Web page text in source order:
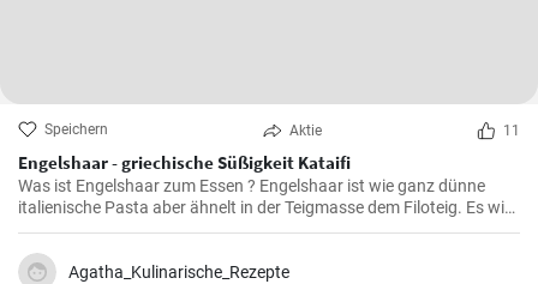
Speichern Aktie 11
Engelshaar - griechische Süßigkeit Kataifi
Was ist Engelshaar zum Essen ? Engelshaar ist wie ganz dünne
italienische Pasta aber ähnelt in der Teigmasse dem Filoteig. Es wird
im balkanischen Raum für Süßspeisen mit Nüssen und Gewürzen
gefüllt benutzt. Schauen Sie selbst wie es geht !
Agatha_Kulinarische_Rezepte